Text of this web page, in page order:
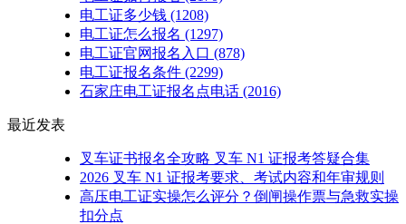
电工证多少钱 (1208)
电工证怎么报名 (1297)
电工证官网报名入口 (878)
电工证报名条件 (2299)
石家庄电工证报名点电话 (2016)
最近发表
叉车证书报名全攻略 叉车 N1 证报考答疑合集
2026 叉车 N1 证报考要求、考试内容和年审规则
高压电工证实操怎么评分？倒闸操作票与急救实操
扣分点